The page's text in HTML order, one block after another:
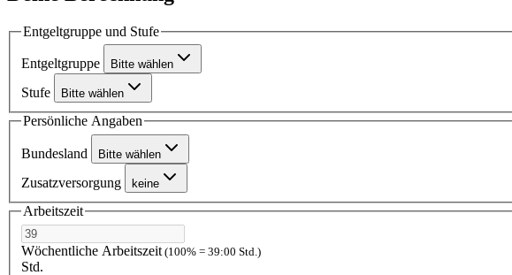
Entgeltgruppe und Stufe
Entgeltgruppe Bitte wählen
Stufe Bitte wählen
Persönliche Angaben
Bundesland Bitte wählen
Zusatzversorgung keine
Arbeitszeit
Wöchentliche Arbeitszeit (100% = 39:00 Std.)
Std.